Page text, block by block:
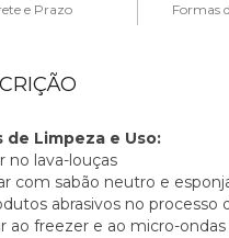
e Prazo Formas
de Limpeza e Uso:
no lava-louças
com sabão neutro e
abrasivos no processo
ao freezer e ao micro-ondas